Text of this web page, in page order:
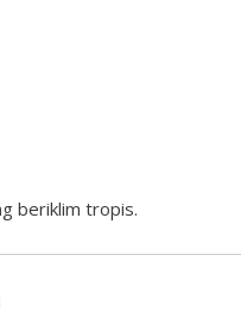
beriklim tropis.